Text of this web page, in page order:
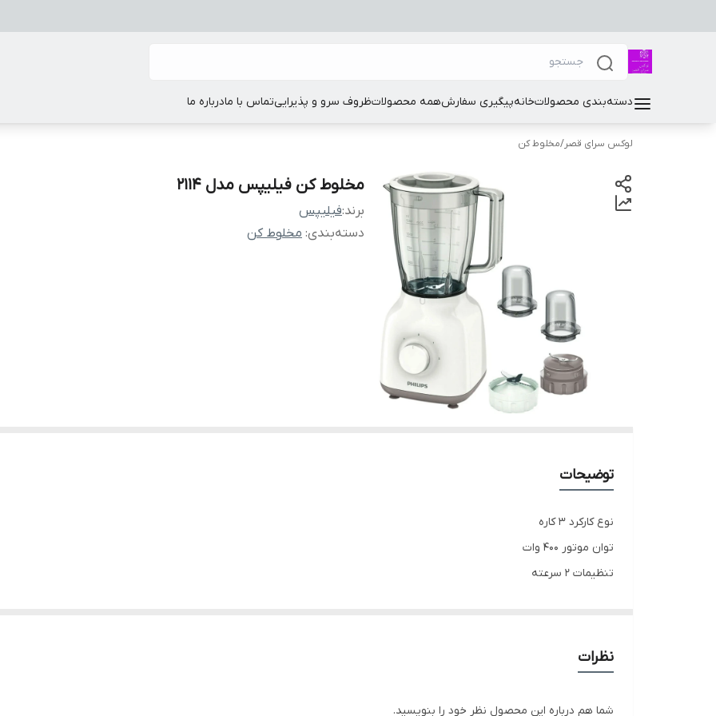
دسته‌بندی محصولاتخانهپیگیری سفارشهمه محصولاتظروف سرو و پذیراییتماس با مادرباره ما
لوکس سرای قصر/مخلوط کن
مخلوط کن فیلیپس مدل 2114
برند:فیلیپس
دسته‌بندی: مخلوط کن
توضیحات
نوع کارکرد ۳ کاره
توان موتور ۴۰۰ وات
تنظیمات ۲ سرعته
قفل بست در دارد
شامل مخلوط کن،اسیاب،خرد کن
نظرات
شما هم درباره این محصول نظر خود را بنویسید.